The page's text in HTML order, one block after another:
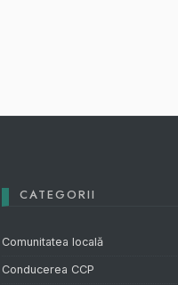
CATEGORII
Comunitatea locală
Conducerea CCP